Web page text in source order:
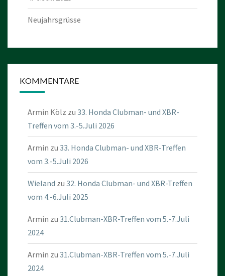
Neujahrsgrüsse
KOMMENTARE
Armin Kölz zu 33. Honda Clubman- und XBR-
Treffen vom 3.-5.Juli 2026
Armin zu 33. Honda Clubman- und XBR-Treffen
vom 3.-5.Juli 2026
Wieland zu 32. Honda Clubman- und XBR-Treffen
vom 4.-6.Juli 2025
Armin zu 31.Clubman-XBR-Treffen vom 5.-7.Juli
2024
Armin zu 31.Clubman-XBR-Treffen vom 5.-7.Juli
2024